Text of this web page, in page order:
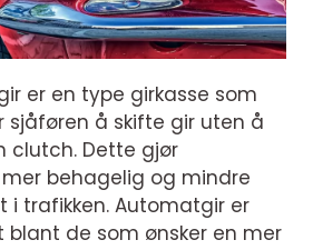
er en type girkasse som
sjåføren å skifte gir uten å
clutch. Dette gjør
behagelig og mindre
i trafikken. Automatgir er
de som ønsker en mer